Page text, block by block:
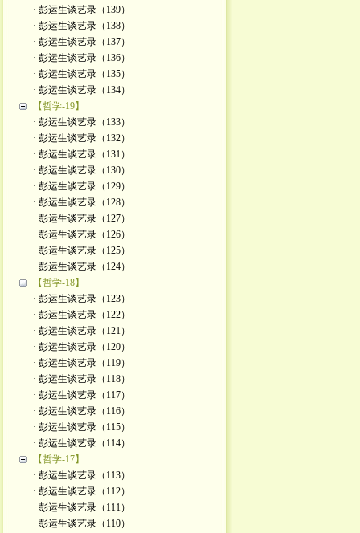
· 彭运生谈艺录（139）
· 彭运生谈艺录（138）
· 彭运生谈艺录（137）
· 彭运生谈艺录（136）
· 彭运生谈艺录（135）
· 彭运生谈艺录（134）
【哲学-19】
· 彭运生谈艺录（133）
· 彭运生谈艺录（132）
· 彭运生谈艺录（131）
· 彭运生谈艺录（130）
· 彭运生谈艺录（129）
· 彭运生谈艺录（128）
· 彭运生谈艺录（127）
· 彭运生谈艺录（126）
· 彭运生谈艺录（125）
· 彭运生谈艺录（124）
【哲学-18】
· 彭运生谈艺录（123）
· 彭运生谈艺录（122）
· 彭运生谈艺录（121）
· 彭运生谈艺录（120）
· 彭运生谈艺录（119）
· 彭运生谈艺录（118）
· 彭运生谈艺录（117）
· 彭运生谈艺录（116）
· 彭运生谈艺录（115）
· 彭运生谈艺录（114）
【哲学-17】
· 彭运生谈艺录（113）
· 彭运生谈艺录（112）
· 彭运生谈艺录（111）
· 彭运生谈艺录（110）